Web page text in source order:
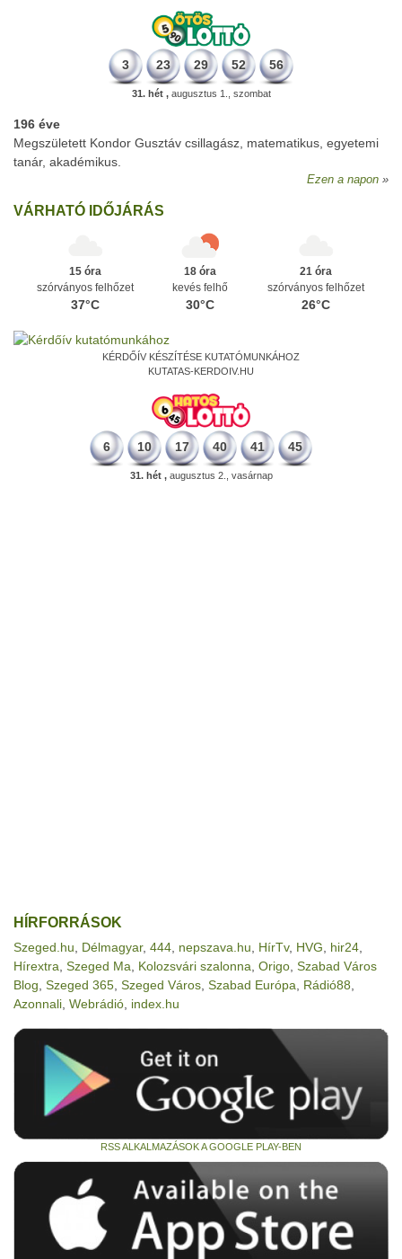
3 23 29 52 56
31. hét ,augusztus 1., szombat
196 éve
Megszületett Kondor Gusztáv csillagász, matematikus, egyetemi
tanár, akadémikus.
Ezen a napon
VÁRHATÓ IDŐJÁRÁS
15 óra
szórványos felhőzet
37°C
18 óra
kevés felhő
30°C
21 óra
szórványos felhőzet
26°C
KÉRDŐÍV KÉSZÍTÉSE KUTATÓMUNKÁHOZ
KUTATAS-KERDOIV.HU
6 10 17 40 41 45
31. hét ,augusztus 2., vasárnap
HÍRFORRÁSOK
Szeged.hu Délmagyar, 444 nepszava.hu HírTv, HVG hir24
Hírextra Szeged Ma Kolozsvári szalonna Origo Szabad Város
Blog Szeged 365 Szeged Város Szabad Európa Rádió88
Azonnali Webrádió index.hu
RSS ALKALMAZÁSOK A GOOGLE PLAY-BEN